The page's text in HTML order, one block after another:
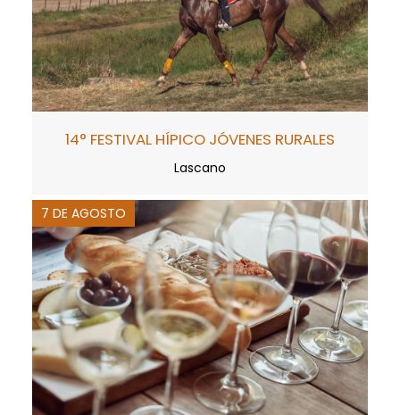
14° FESTIVAL HÍPICO JÓVENES RURALES
Lascano
7 DE AGOSTO